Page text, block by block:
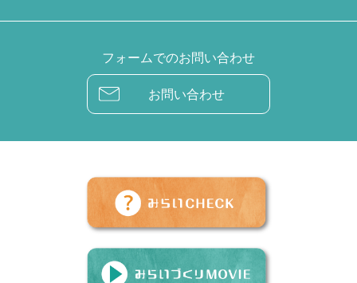
フォームでのお問い合わせ
お問い合わせ